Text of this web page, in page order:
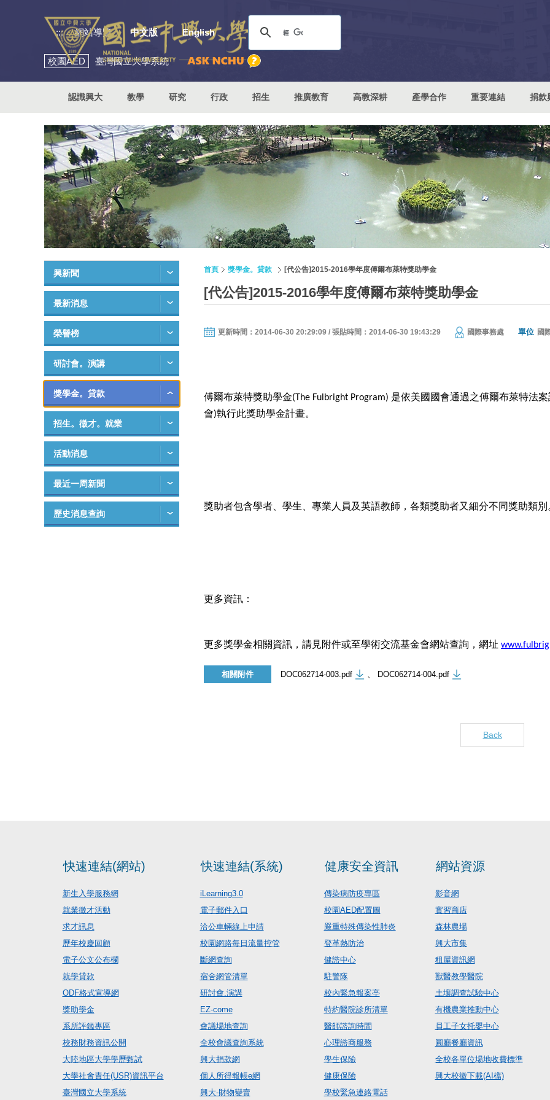
::: 網站導覽 中文版 English
校園AED 臺灣國立大學系統
認識興大 教學 研究 行政 招生 推廣教育 高教深耕 產學合作 重要連結 捐款
興新聞
最新消息
榮譽榜
研討會。演講
獎學金。貸款
招生。徵才。就業
活動消息
最近一周新聞
歷史消息查詢
首頁 獎學金。貸款 [代公告]2015-2016學年度傅爾布萊特獎助學金
[代公告]2015-2016學年度傅爾布萊特獎助學金
更新時間：2014-06-30 20:29:09 / 張貼時間：2014-06-30 19:43:29 國際事務處 單位 國
傅爾布萊特獎助學金(The Fulbright Program) 是依美國國會通過之傅爾布萊特法
會)執行此獎助學金計畫。
獎助者包含學者、學生、專業人員及英語教師，各類獎助者又細分不同獎助類
更多資訊：
更多獎學金相關資訊，請見附件或至學術交流基金會網站查詢，網址
相關附件 DOC062714-003.pdf 、 DOC062714-004.pdf
Back
快速連結(網站)
新生入學服務網
就業徵才活動
求才訊息
歷年校慶回顧
電子公文公布欄
就學貸款
ODF格式宣導網
獎助學金
系所評鑑專區
校務財務資訊公開
大陸地區大學學歷甄試
大學社會責任(USR)資訊平台
臺灣國立大學系統
快速連結(系統)
iLearning3.0
電子郵件入口
洽公車輛線上申請
校園網路每日流量控管
斷網查詢
宿舍網管清單
研討會.演講
EZ-come
會議場地查詢
全校會議查詢系統
興大捐款網
個人所得報帳e網
興大-財物變賣
健康安全資訊
傳染病防疫專區
校園AED配置圖
嚴重特殊傳染性肺炎
登革熱防治
健諮中心
駐警隊
校內緊急報案亭
特約醫院診所清單
醫師諮詢時間
心理諮商服務
學生保險
健康保險
學校緊急連絡電話
網站資源
影音網
實習商店
森林農場
興大市集
租屋資訊網
獸醫教學醫院
土壤調查試驗中心
有機農業推動中心
員工子女托嬰中心
圓廳餐廳資訊
全校各單位場地收費標準
興大校徽下載(AI檔)